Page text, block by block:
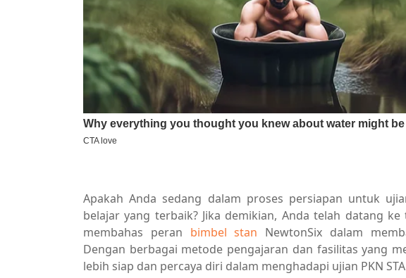
Apakah Anda sedang dalam proses persiapan untuk
belajar yang terbaik? Jika demikian, Anda telah datang
membahas peran bimbel stan NewtonSix dalam
Dengan berbagai metode pengajaran dan fasilitas yang
lebih siap dan percaya diri dalam menghadapi ujian PKN